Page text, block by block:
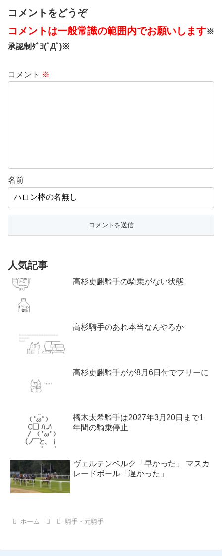
コメントをどうぞ
コメントは一般常識の範囲内でお願いします※
承認制ﾀﾞﾖ(ﾟДﾟ)※
コメント ※
名前
人気記事
高杉吏麒騎手の騎乗がない状態
高杉騎手のあれ本当なんやろか
高杉吏麒騎手がが8月6日付でフリーに
橋木太希騎手は2027年3月20日まで1
年間の騎乗停止
ヴェルテンベルク「早かった」 マスカ
レードボール「遅かった」
ホーム 騎手・元騎手